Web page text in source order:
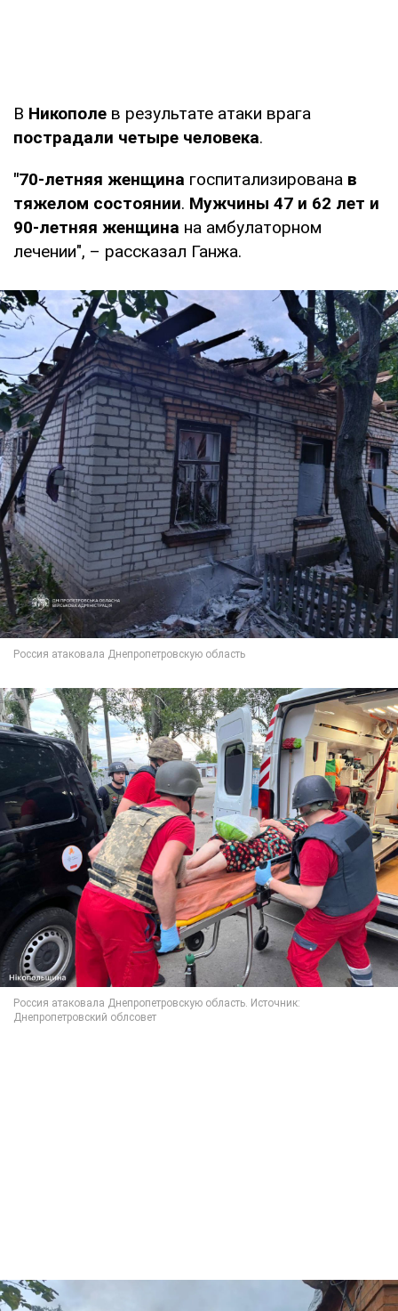
В Никополе в результате атаки врага
пострадали четыре человека.
"70-летняя женщина госпитализирована в
тяжелом состоянии. Мужчины 47 и 62 лет и
90-летняя женщина на амбулаторном
лечении", – рассказал Ганжа.